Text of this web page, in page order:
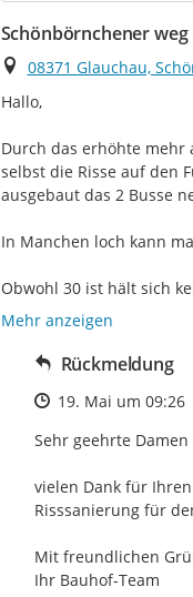
Schönbörnchener weg
Ort
08371 Glauchau,
Hallo,
Durch das erhöhte mehr
selbst die Risse auf den
ausgebaut das 2 Busse
In Manchen loch kann
Obwohl 30 ist hält sich
Mehr anzeigen
Rückmeldung
Zeitpunkt des
19. Mai um 09:26
Sehr geehrte
vielen Dank für
Risssanierung für
Mit freundlichen
Ihr Bauhof-Team